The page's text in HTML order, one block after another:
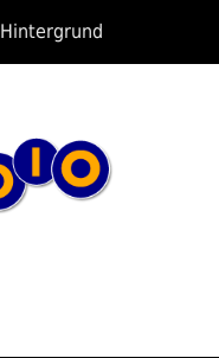
Hintergrund